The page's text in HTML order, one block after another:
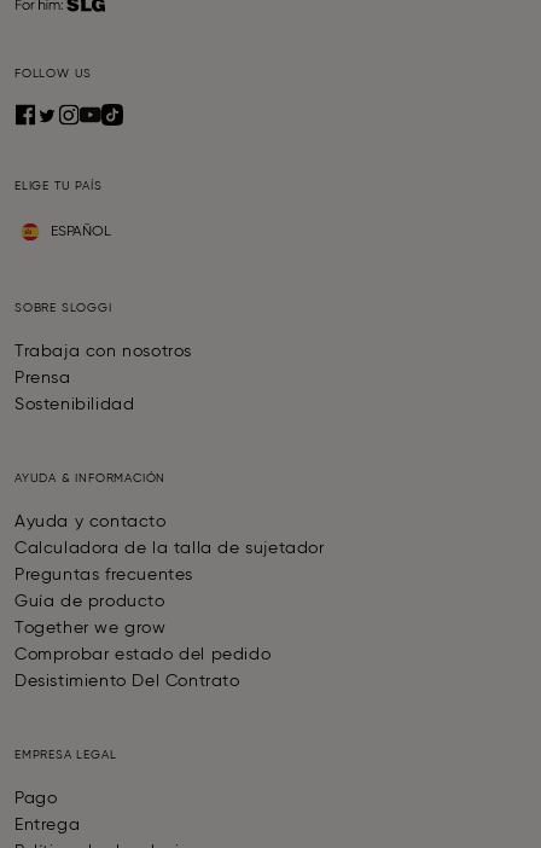
FOLLOW US
ELIGE TU PAÍS
ESPAÑOL
SOBRE SLOGGI
Trabaja con nosotros
Prensa
Sostenibilidad
AYUDA & INFORMACIÓN
Ayuda y contacto
Calculadora de la talla de sujetador
Preguntas frecuentes
Guía de producto
Together we grow
Comprobar estado del pedido
Desistimiento Del Contrato
EMPRESA LEGAL
Pago
Entrega